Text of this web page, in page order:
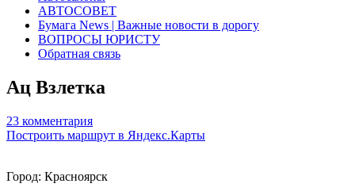
АВТОСОВЕТ
Бумага News | Важные новости в дорогу
ВОПРОСЫ ЮРИСТУ
Обратная связь
Ац Взлетка
23 комментария
Построить маршрут в Яндекс.Карты
Город: Красноярск